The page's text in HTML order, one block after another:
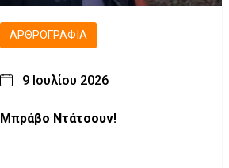
ΑΡΘΡΟΓΡΑΦΊΑ
9 Ιουλίου 2026
Μπράβο Ντάτσουν!